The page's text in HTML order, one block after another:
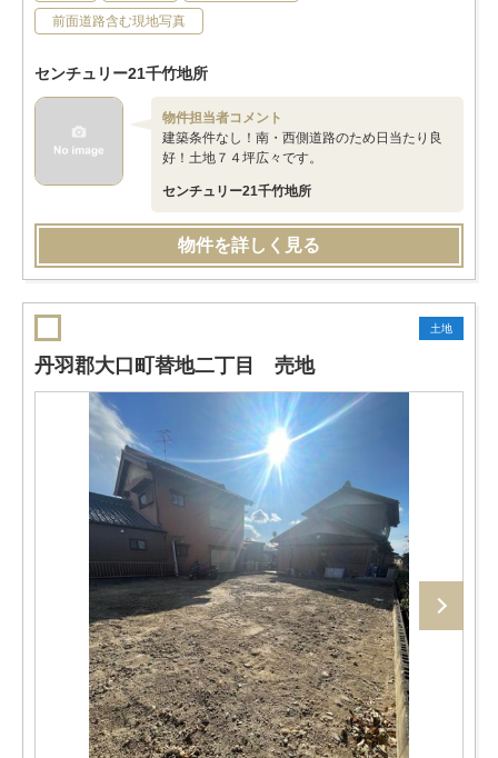
前面道路含む現地写真
センチュリー21千竹地所
物件担当者コメント
建築条件なし！南・西側道路のため日当たり良
好！土地７４坪広々です。
センチュリー21千竹地所
物件を詳しく見る
土地
丹羽郡大口町替地二丁目 売地